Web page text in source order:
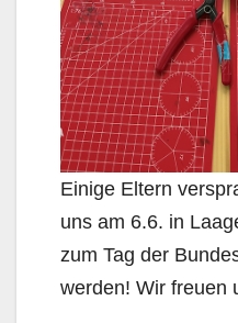
Einige Eltern
uns am 6.6. in
zum Tag der
werden! Wir freuen